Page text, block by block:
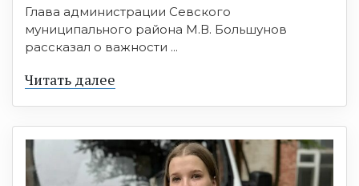
Глава администрации Севского
муниципального района М.В. Большунов
рассказал о важности ...
Читать далее